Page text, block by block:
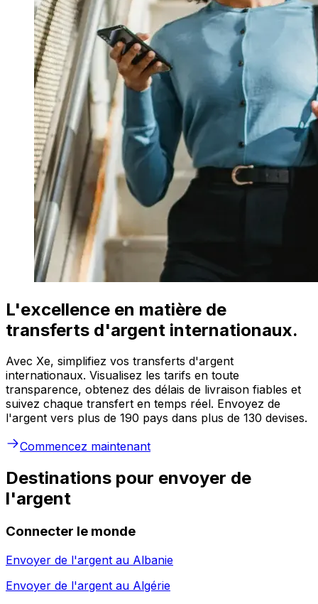
L'excellence en matière de
transferts d'argent internationaux.
Avec Xe, simplifiez vos transferts d'argent
internationaux. Visualisez les tarifs en toute
transparence, obtenez des délais de livraison fiables et
suivez chaque transfert en temps réel. Envoyez de
l'argent vers plus de 190 pays dans plus de 130 devises.
Commencez maintenant
Destinations pour envoyer de
l'argent
Connecter le monde
Envoyer de l'argent au Albanie
Envoyer de l'argent au Algérie